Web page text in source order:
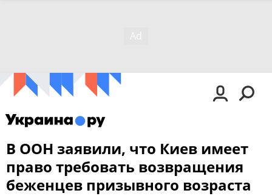
В ООН заявили, что Киев имеет
право требовать возвращения
беженцев призывного возраста